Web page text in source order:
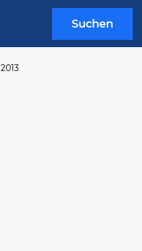
Suchen
2013